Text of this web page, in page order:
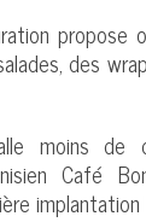
des
moins de
Café